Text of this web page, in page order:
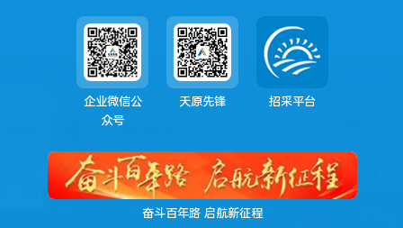
企业微信公
众号
天原先锋 招采平台
奋斗百年路 启航新征程